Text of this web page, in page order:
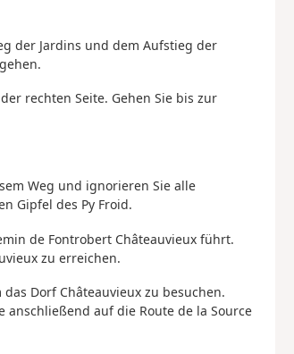
der Jardins und dem Aufstieg der
rechten Seite. Gehen Sie bis zur
Weg und ignorieren Sie alle
Gipfel des Py Froid.
de Fontrobert Châteauvieux führt.
zu erreichen.
Dorf Châteauvieux zu besuchen.
anschließend auf die Route de la Source